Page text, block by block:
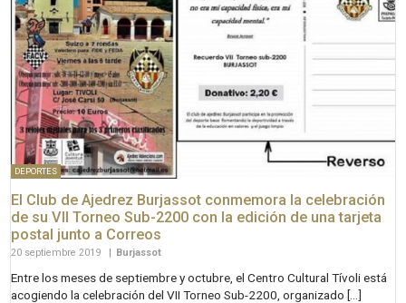
DEPORTES
El Club de Ajedrez Burjassot conmemora la celebración
de su VII Torneo Sub-2200 con la edición de una tarjeta
postal junto a Correos
20 septiembre 2019 Burjassot
Entre los meses de septiembre y octubre, el Centro Cultural Tívoli está
acogiendo la celebración del VII Torneo Sub-2200, organizado […]